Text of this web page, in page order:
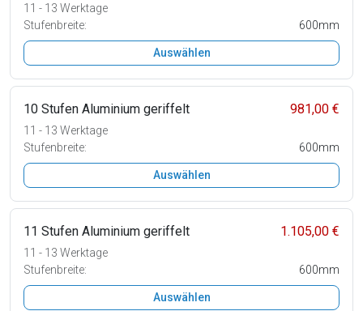
11 - 13 Werktage
Stufenbreite:
600mm
Auswählen
10 Stufen Aluminium geriffelt 981,00 €
11 - 13 Werktage
Stufenbreite:
600mm
Auswählen
11 Stufen Aluminium geriffelt 1.105,00 €
11 - 13 Werktage
Stufenbreite:
600mm
Auswählen